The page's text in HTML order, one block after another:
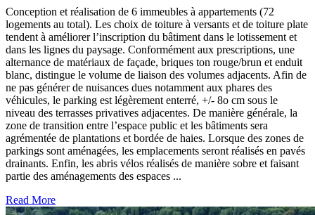
Conception et réalisation de 6 immeubles à appartements (72
logements au total). Les choix de toiture à versants et de toiture plate
tendent à améliorer l’inscription du bâtiment dans le lotissement et
dans les lignes du paysage. Conformément aux prescriptions, une
alternance de matériaux de façade, briques ton rouge/brun et enduit
blanc, distingue le volume de liaison des volumes adjacents. Afin de
ne pas générer de nuisances dues notamment aux phares des
véhicules, le parking est légèrement enterré, +/- 8o cm sous le
niveau des terrasses privatives adjacentes. De manière générale, la
zone de transition entre l’espace public et les bâtiments sera
agrémentée de plantations et bordée de haies. Lorsque des zones de
parkings sont aménagées, les emplacements seront réalisés en pavés
drainants. Enfin, les abris vélos réalisés de manière sobre et faisant
partie des aménagements des espaces ...
Read More